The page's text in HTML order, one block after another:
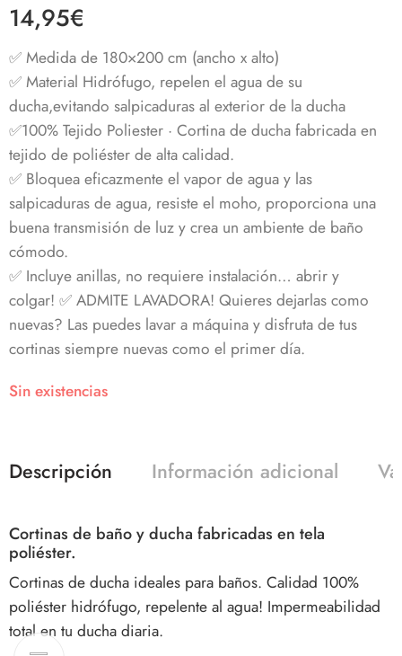
5.00
de 5 en
base a
un cliente
14,95€
✅ Medida de 180×200 cm (ancho x alto)
✅ Material Hidrófugo, repelen el agua de su
ducha,evitando salpicaduras al exterior de la ducha
✅100% Tejido Poliester · Cortina de ducha fabricada en
tejido de poliéster de alta calidad.
✅ Bloquea eficazmente el vapor de agua y las
salpicaduras de agua, resiste el moho, proporciona una
buena transmisión de luz y crea un ambiente de baño
cómodo.
✅ Incluye anillas, no requiere instalación… abrir y
colgar! ✅ ADMITE LAVADORA! Quieres dejarlas como
nuevas? Las puedes lavar a máquina y disfruta de tus
cortinas siempre nuevas como el primer día.
Sin existencias
Descripción Información adicional
Cortinas de baño y ducha fabricadas en tela
poliéster.
Cortinas de ducha ideales para baños. Calidad 100%
poliéster hidrófugo, repelente al agua! Impermeabilidad
total en tu ducha diaria.